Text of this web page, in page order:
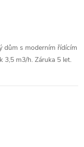
dům s moderním řídícím
3,5 m3/h. Záruka 5 let.